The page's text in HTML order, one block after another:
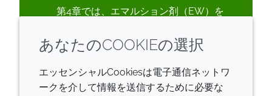
第4章では、エマルション剤（EW）を
品、処方例、よくあるトラブルシュー
ティングについて説明しています。
あなたのCOOKIEの選択
エッセンシャルCookiesは電子通信ネットワ
ークを介して情報を送信するために必要な